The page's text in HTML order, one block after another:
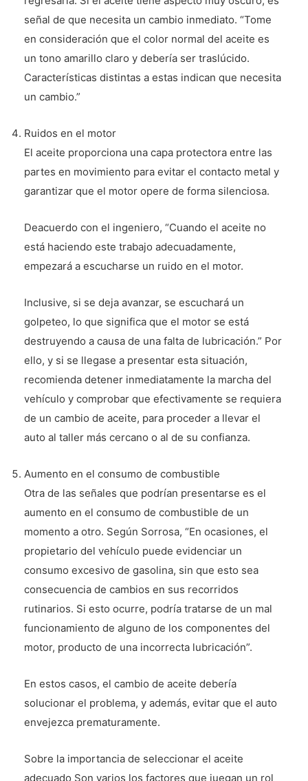
señal de que necesita un cambio inmediato. “Tome
en consideración que el color normal del aceite es
un tono amarillo claro y debería ser traslúcido.
Características distintas a estas indican que necesita
un cambio.”
Ruidos en el motor
El aceite proporciona una capa protectora entre las
partes en movimiento para evitar el contacto metal y
garantizar que el motor opere de forma silenciosa.
Deacuerdo con el ingeniero, “Cuando el aceite no
está haciendo este trabajo adecuadamente,
empezará a escucharse un ruido en el motor.
Inclusive, si se deja avanzar, se escuchará un
golpeteo, lo que significa que el motor se está
destruyendo a causa de una falta de lubricación.” Por
ello, y si se llegase a presentar esta situación,
recomienda detener inmediatamente la marcha del
vehículo y comprobar que efectivamente se requiera
de un cambio de aceite, para proceder a llevar el
auto al taller más cercano o al de su confianza.
Aumento en el consumo de combustible
Otra de las señales que podrían presentarse es el
aumento en el consumo de combustible de un
momento a otro. Según Sorrosa, “En ocasiones, el
propietario del vehículo puede evidenciar un
consumo excesivo de gasolina, sin que esto sea
consecuencia de cambios en sus recorridos
rutinarios. Si esto ocurre, podría tratarse de un mal
funcionamiento de alguno de los componentes del
motor, producto de una incorrecta lubricación”.
En estos casos, el cambio de aceite debería
solucionar el problema, y además, evitar que el auto
envejezca prematuramente.
Sobre la importancia de seleccionar el aceite
adecuado Son varios los factores que juegan un rol